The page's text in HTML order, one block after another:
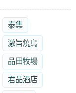
泰集
激旨燒鳥
品田牧場
君品酒店